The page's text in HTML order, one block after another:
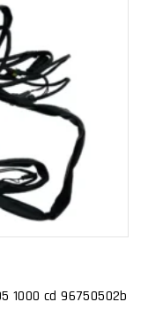
cd 96750502b